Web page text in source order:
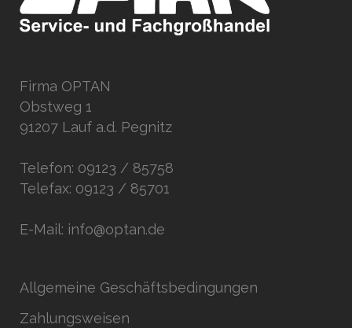
Firma OPTAN
Obstweg 1
91207 Lauf a.d. Pegnitz
Telefon: 09123 / 85758
Telefax: 09123 / 85701
E-Mail: info@optan.de
Allgemeine Geschäftsbedingungen
Zahlungsweisen